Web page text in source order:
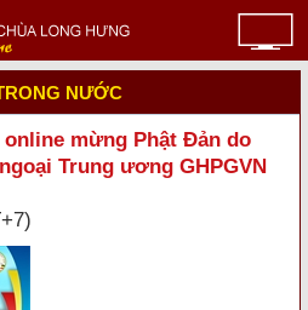
NƯỚC
mừng Phật Đản do
Trung ương GHPGVN